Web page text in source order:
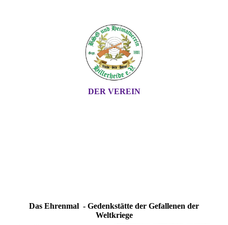
DER VEREIN
Das Ehrenmal - Gedenkstätte der Gefallenen der
Weltkriege